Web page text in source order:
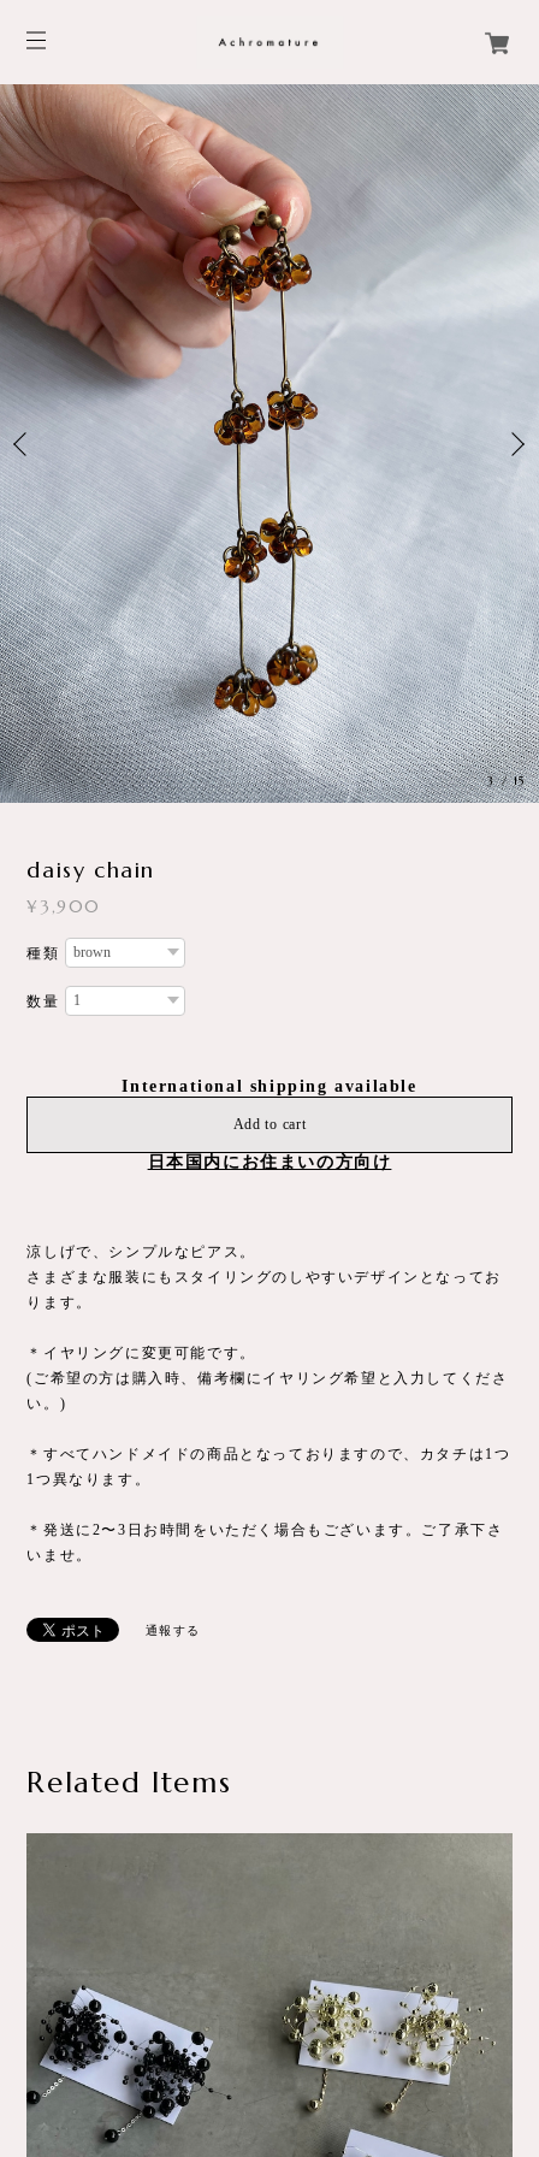
3/15
daisy chain
¥3,900
種類
数量
International shipping available
Add to cart
日本国内にお住まいの方向け
涼しげで、シンプルなピアス。
さまざまな服装にもスタイリングのしやすいデザインとなってお
ります。
＊イヤリングに変更可能です。
(ご希望の方は購入時、備考欄にイヤリング希望と入力してくださ
い。)
＊すべてハンドメイドの商品となっておりますので、カタチは1つ
1つ異なります。
＊発送に2〜3日お時間をいただく場合もございます。ご了承下さ
いませ。
通報する
Related Items